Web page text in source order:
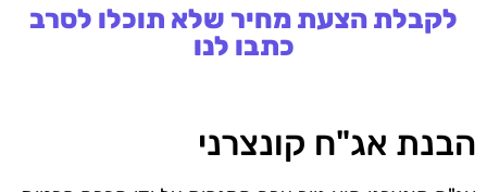
לקבלת הצעת מחיר שלא תוכלו לסרב
כתבו לנו
הבנת אג"ח קונצרני